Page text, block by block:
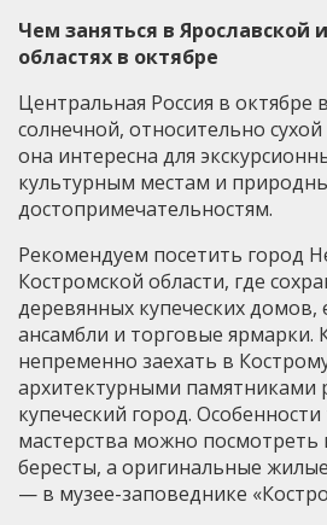
Чем заняться в Ярославской
областях в октябре
Центральная Россия в
солнечной, относительно
она интересна для
культурным местам и
достопримечательностям.
Рекомендуем посетить город
Костромской области, где
деревянных купеческих домов,
ансамбли и торговые ярмарки.
непременно заехать в
архитектурными памятниками
купеческий город.
мастерства можно посмотреть
бересты, а оригинальные
— в музее-заповеднике